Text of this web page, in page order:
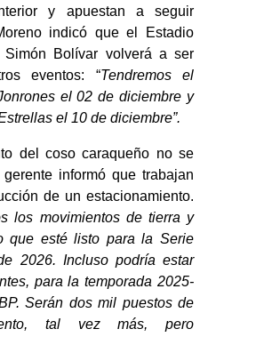
y apuestan a seguir
indicó que el Estadio
Simón Bolívar volverá a ser
eventos: “Tendremos el
el 02 de diciembre y
el 10 de diciembre”.
del coso caraqueño no se
informó que trabajan
de un estacionamiento.
los movimientos de tierra y
que esté listo para la Serie
2026. Incluso podría estar
para la temporada 2025-
Serán dos mil puestos de
tal vez más, pero